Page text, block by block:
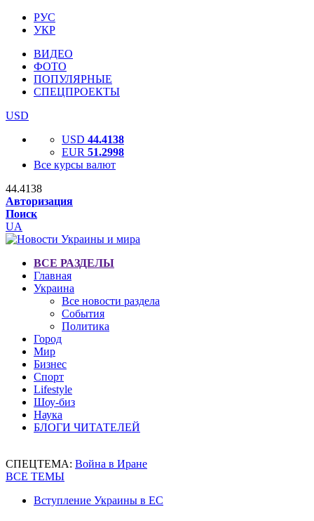
РУС
УКР
ВИДЕО
ФОТО
ПОПУЛЯРНЫЕ
СПЕЦПРОЕКТЫ
USD
USD 44.4138
EUR 51.2998
Все курсы валют
44.4138
Авторизация
Поиск
UA
ВСЕ РАЗДЕЛЫ
Главная
Украина
Все новости раздела
События
Политика
Город
Мир
Бизнес
Спорт
Lifestyle
Шоу-биз
Наука
БЛОГИ ЧИТАТЕЛЕЙ
СПЕЦТЕМА: Война в Иране
ВСЕ ТЕМЫ
Вступление Украины в ЕС